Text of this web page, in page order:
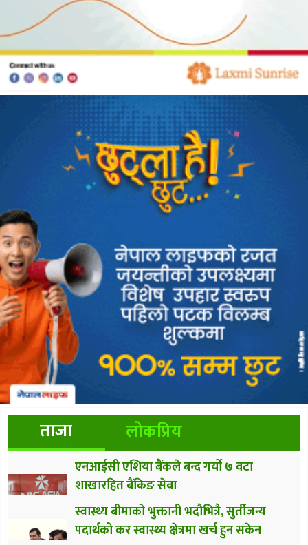
ताजा लोकप्रिय
एनआईसी एशिया बैंकले बन्द गर्यो ७ वटा
शाखारहित बैंकिङ सेवा
स्वास्थ्य बीमाको भुक्तानी भदौभित्रै, सुर्तीजन्य
पदार्थको कर स्वास्थ्य क्षेत्रमा खर्च हुन सकेन